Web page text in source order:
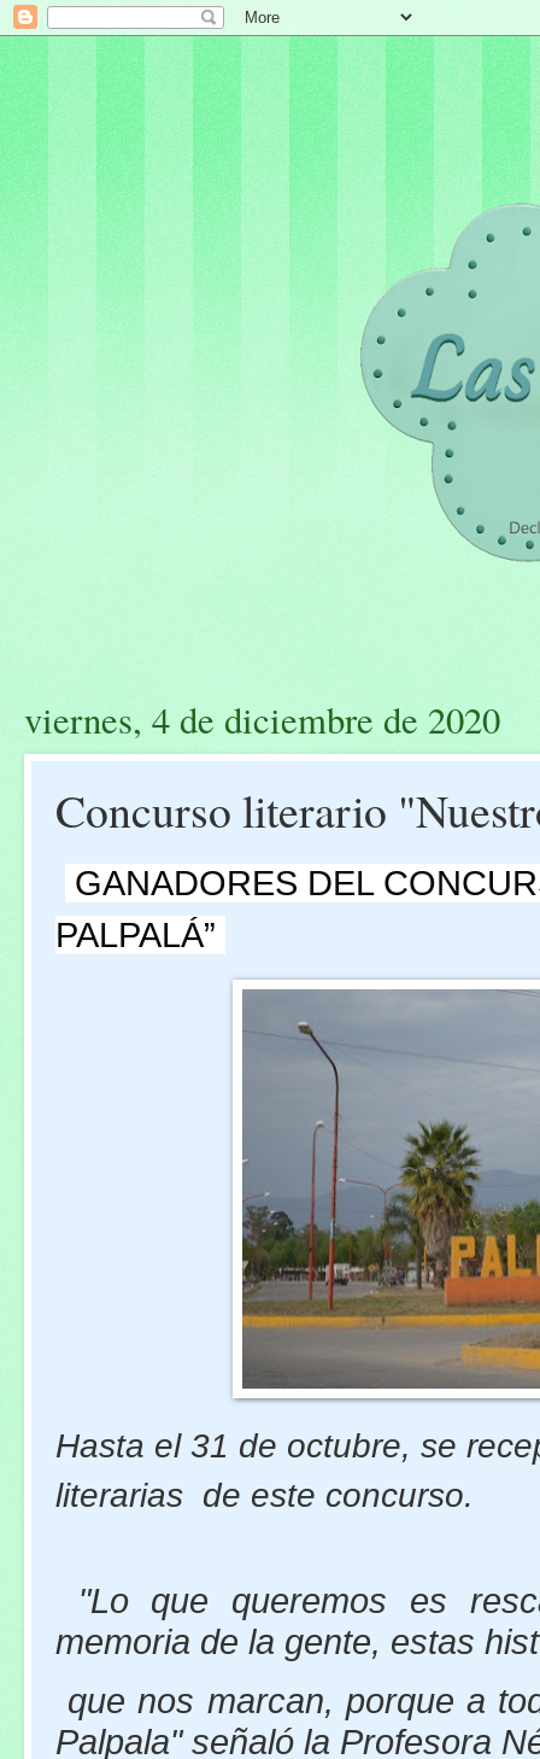
viernes, 4 de diciembre de 2020
Concurso literario
GANADORES DEL
PALPALÁ”
Hasta el 31 de octubre, se
literarias de este concurso.
"Lo que queremos es
memoria de la gente, estas
que nos marcan, porque a
Palpala" señaló la Profesora